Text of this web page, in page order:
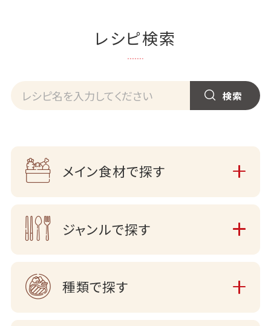
レシピ検索
メイン食材で探す
ジャンルで探す
種類で探す